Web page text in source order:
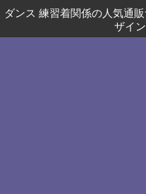
ダンス 練習着関係の人気通販
ザイ